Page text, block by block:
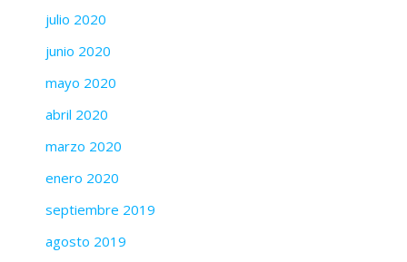
julio 2020
junio 2020
mayo 2020
abril 2020
marzo 2020
enero 2020
septiembre 2019
agosto 2019